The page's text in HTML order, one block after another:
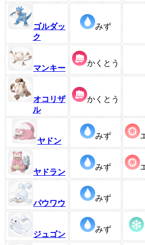
ゴルダッ
ク
みず
マンキー
かくとう
オコリザ
ル
かくとう
ヤドン
みず
ヤドラン
みず
パウワウ
みず
ジュゴン
みず